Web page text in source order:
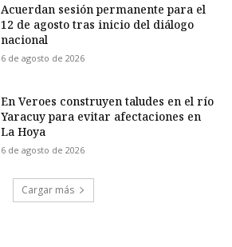
Acuerdan sesión permanente para el
12 de agosto tras inicio del diálogo
nacional
6 de agosto de 2026
En Veroes construyen taludes en el río
Yaracuy para evitar afectaciones en
La Hoya
6 de agosto de 2026
Cargar más